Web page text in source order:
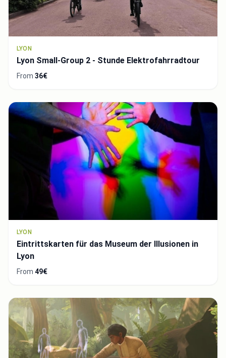
LYON
Lyon Small-Group 2 - Stunde Elektrofahrradtour
From 36€
LYON
Eintrittskarten für das Museum der Illusionen in
Lyon
From 49€